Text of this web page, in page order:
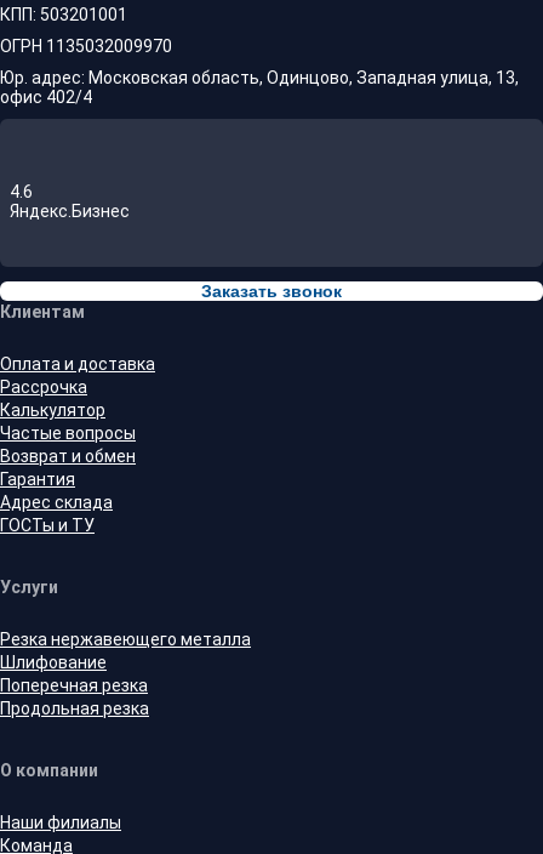
КПП: 503201001
ОГРН 1135032009970
Юр. адрес: Московская область, Одинцово, Западная улица, 13,
офис 402/4
4.6
Яндекс.Бизнес
Заказать звонок
Клиентам
Оплата и доставка
Рассрочка
Калькулятор
Частые вопросы
Возврат и обмен
Гарантия
Адрес склада
ГОСТы и ТУ
Услуги
Резка нержавеющего металла
Шлифование
Поперечная резка
Продольная резка
О компании
Наши филиалы
Команда